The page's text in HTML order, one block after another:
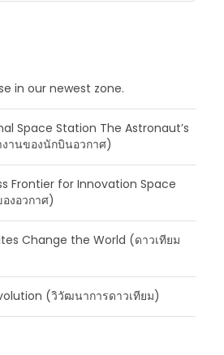
in our newest zone.
Space Station The Astronaut’s
านของนักบินอวกาศ)
Frontier for Innovation Space
งอวกาศ)
Change the World (ดาวเทียม
(วิวัฒนาการดาวเทียม)